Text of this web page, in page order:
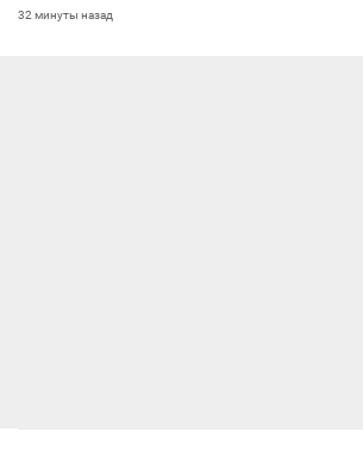
32 минуты назад